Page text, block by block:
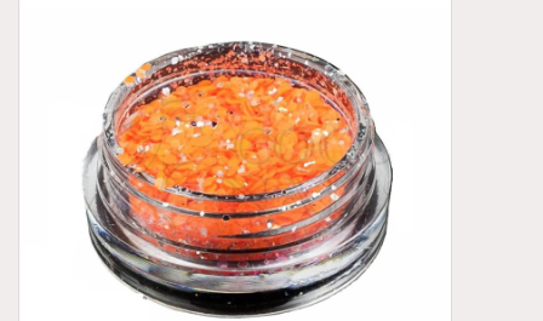
Aluminium koffer/Trolley
Apparatuur
Meubilair
NIEUW! Pedicure producten